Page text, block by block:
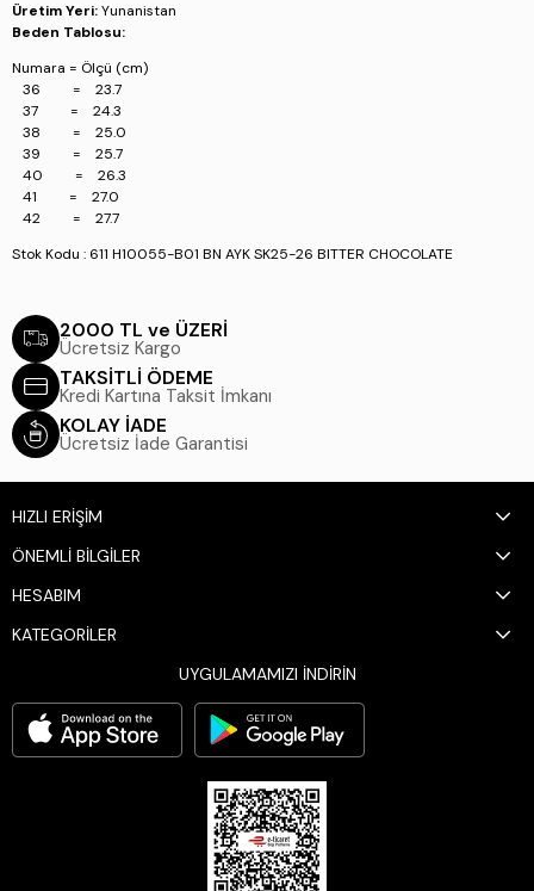
Üretim Yeri:Yunanistan
Beden Tablosu:
Numara = Ölçü (cm)
36 = 23.7
37 = 24.3
38 = 25.0
39 = 25.7
40 = 26.3
41 = 27.0
42 = 27.7
Stok Kodu : 611 H10055-B01 BN AYK SK25-26 BITTER CHOCOLATE
2000 TL ve ÜZERİ
Ücretsiz Kargo
TAKSİTLİ ÖDEME
Kredi Kartına Taksit İmkanı
KOLAY İADE
Ücretsiz İade Garantisi
HIZLI ERİŞİM
ÖNEMLİ BİLGİLER
HESABIM
KATEGORİLER
UYGULAMAMIZI İNDİRİN